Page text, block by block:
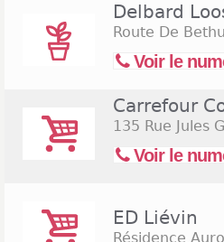
Delbard
Route De
Voir le
Carrefour
135 Rue Jules
Voir le
ED Liévin
Résidence